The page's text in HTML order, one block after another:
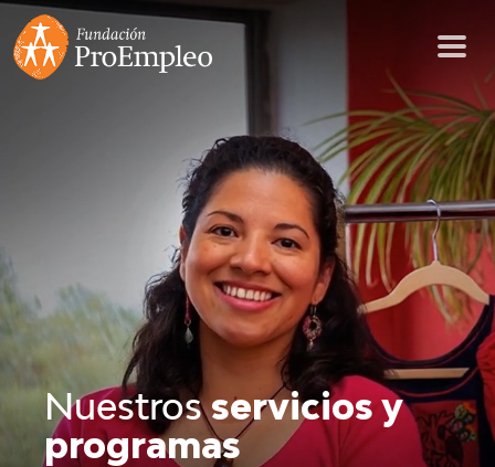
Nuestrosservicios y
programas